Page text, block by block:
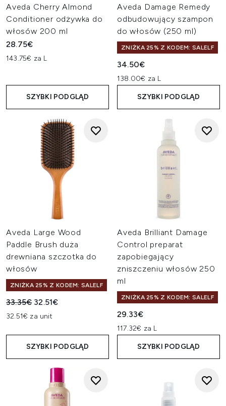
Aveda Cherry Almond
Conditioner odżywka do
włosów 200 ml
28.75€
143.75€ za L
SZYBKI PODGLĄD
Aveda Damage Remedy
odbudowujący szampon
do włosów (250 ml)
ZNIŻKA 25% Z KODEM: SALELF
34.50€
138.00€ za L
SZYBKI PODGLĄD
Aveda Large Wood
Paddle Brush duża
drewniana szczotka do
włosów
ZNIŻKA 25% Z KODEM: SALELF
Sugerowana cena detaliczna:
33.35€ Aktualna cena:
32.51€
32.51€ za unit
SZYBKI PODGLĄD
Aveda Brilliant Damage
Control preparat
zapobiegający
zniszczeniu włosów 250
ml
ZNIŻKA 25% Z KODEM: SALELF
29.33€
117.32€ za L
SZYBKI PODGLĄD